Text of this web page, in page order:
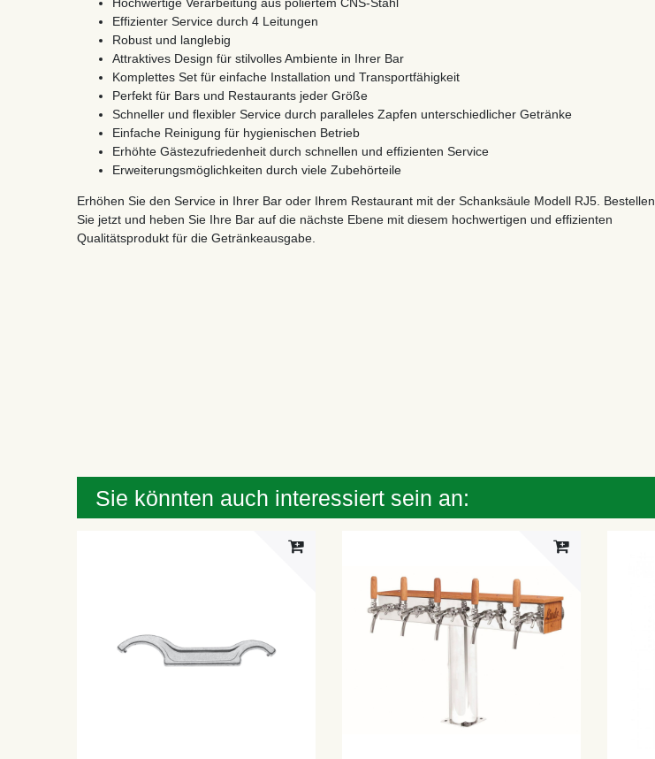
Effizienter Service durch 4 Leitungen
Robust und langlebig
Attraktives Design für stilvolles Ambiente in Ihrer Bar
Komplettes Set für einfache Installation und Transportfähigkeit
Perfekt für Bars und Restaurants jeder Größe
Schneller und flexibler Service durch paralleles Zapfen unterschiedlicher Getränke
Einfache Reinigung für hygienischen Betrieb
Erhöhte Gästezufriedenheit durch schnellen und effizienten Service
Erweiterungsmöglichkeiten durch viele Zubehörteile
Erhöhen Sie den Service in Ihrer Bar oder Ihrem Restaurant mit der Schanksäule Modell RJ5. Bestellen
Sie jetzt und heben Sie Ihre Bar auf die nächste Ebene mit diesem hochwertigen und effizienten
Qualitätsprodukt für die Getränkeausgabe.
Sie könnten auch interessiert sein an: